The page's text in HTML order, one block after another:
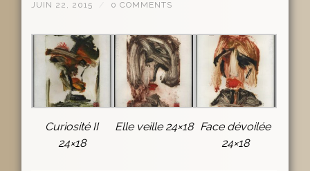
JUIN 22, 2015 0 COMMENTS
Curiosité II
24×18
Elle veille 24×18 Face dévoilée
24×18